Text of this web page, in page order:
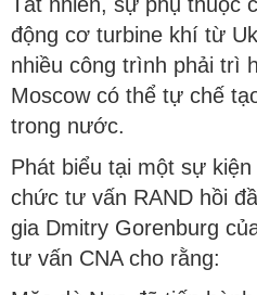
động cơ turbine khí từ
nhiều công trình phải trì
Moscow có thể tự chế
trong nước.
Phát biểu tại một sự
chức tư vấn RAND hồi
gia Dmitry Gorenburg
tư vấn CNA cho rằng: